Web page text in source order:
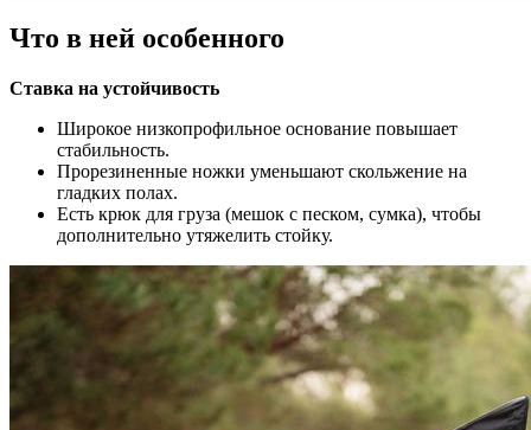
Что в ней особенного
Ставка на устойчивость
Широкое низкопрофильное основание повышает
стабильность.
Прорезиненные ножки уменьшают скольжение на
гладких полах.
Есть крюк для груза (мешок с песком, сумка), чтобы
дополнительно утяжелить стойку.